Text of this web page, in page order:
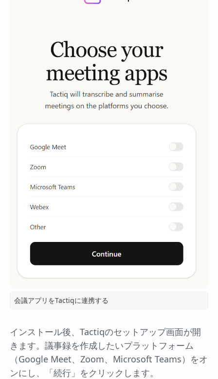
会議アプリをTactiqに連携する
インストール後、Tactiqのセットアップ画面が開
きます。議事録を作成したいプラットフォーム
（Google Meet、Zoom、Microsoft Teams）をオ
ンにし、「続行」をクリックします。